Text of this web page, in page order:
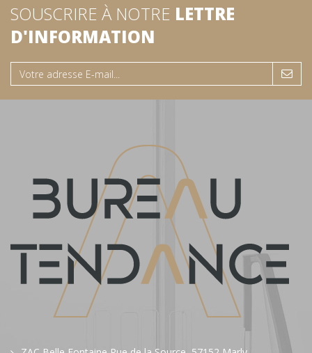
SOUSCRIRE À NOTRE LETTRE
D'INFORMATION